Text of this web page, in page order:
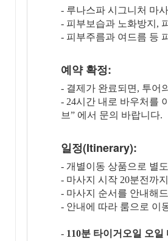
- 루나스파 시그니처 마사
- 피부보습과 노화방지,
- 피부주름과 여드름 등
예약 확정:
- 결제가 완료되면, 투어
- 24시간 내로 바우처를
브” 에서 문의 바랍니다.
일정(Itinerary):
- 개별이동 상품으로 별
- 마사지 시작 20분전까
- 마사지 순서를 안내해
- 안내에 따라 룸으로 이
- 110분 타이거오일 오일